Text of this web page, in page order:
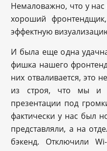
Немаловажно, что у
хороший
эффектную
И была еще одна
фишка нашего
них отваливается, это
из строя, что мы и
презентации под
фактически у нас был
представляли, а на
бэкенд. Отключили